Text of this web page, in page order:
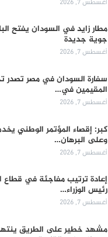
مطار زايد في السودان يفتح
جوية جديدة
أغسطس 7, 2026
سفارة السودان في مصر تصدر
المقيمين في…
أغسطس 7, 2026
كبر: إقصاء المؤتمر الوطني
وعلى البرهان…
أغسطس 7, 2026
إعادة ترتيب مفاجئة في قطاع
رئيس الوزراء…
أغسطس 7, 2026
مشهد خطير على الطريق